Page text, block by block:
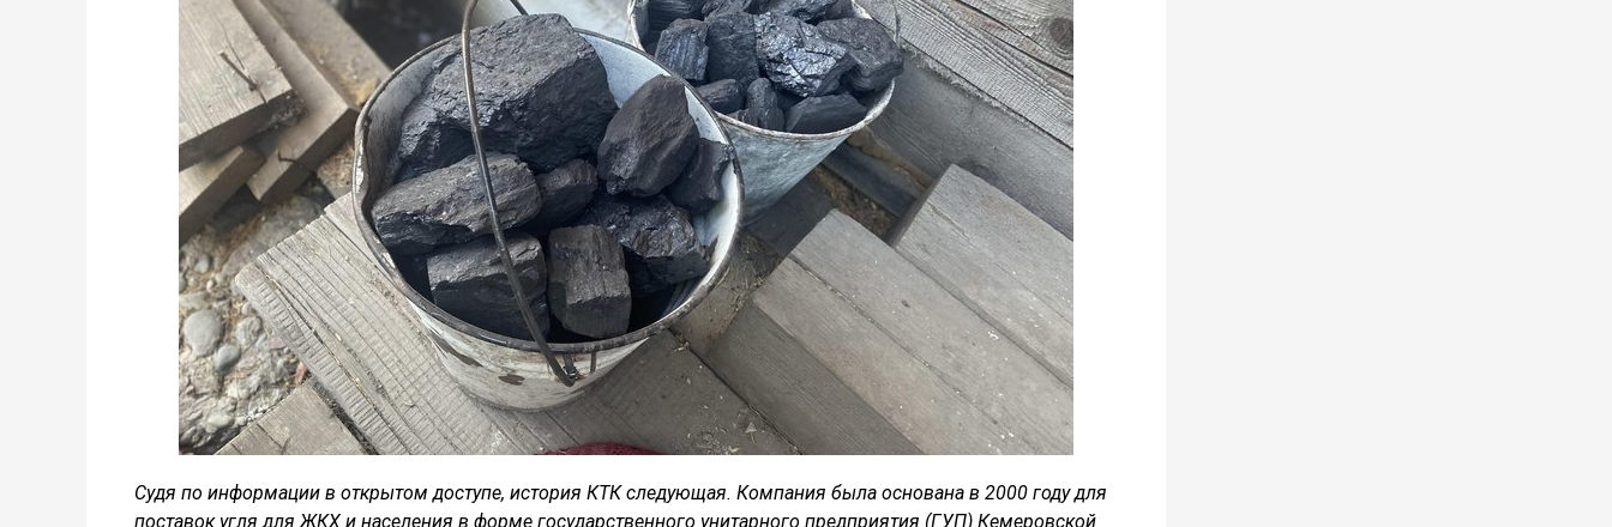
Судя по информации в открытом доступе, история КТК следующая. Компания была основана в 2000 году для
поставок угля для ЖКХ и населения в форме государственного унитарного предприятия (ГУП) Кемеровской